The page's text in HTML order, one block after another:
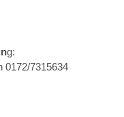
g:
0172/7315634